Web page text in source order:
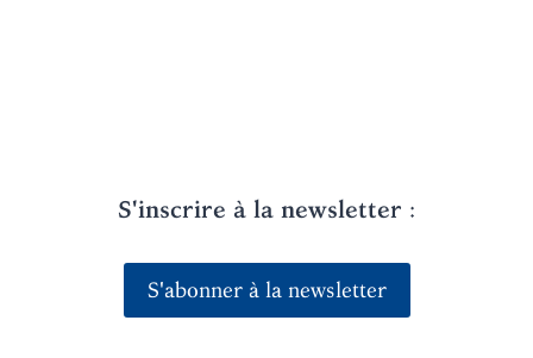
S'inscrire à la newsletter :
S'abonner à la newsletter